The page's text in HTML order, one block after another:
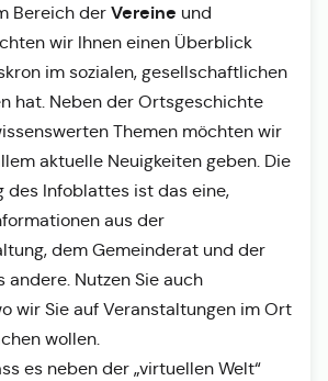
Bereich der Vereine und
wir Ihnen einen Überblick
im sozialen, gesellschaftlichen
hat. Neben der Ortsgeschichte
Themen möchten wir
aktuelle Neuigkeiten geben. Die
des Infoblattes ist das eine,
aus der
dem Gemeinderat und der
andere. Nutzen Sie auch
wir Sie auf Veranstaltungen im Ort
wollen.
es neben der „virtuellen Welt“